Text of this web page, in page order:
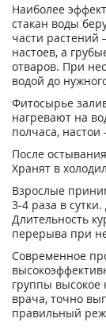
Наиболее
стакан воды
части растений
настоев, а
отваров. При
водой до
Фитосырье
нагревают на
полчаса, настои
После
Хранят в
Взрослые
3-4 раза в
Длительность
перерыва при
Современное
группы высокое
врача, точно
правильный